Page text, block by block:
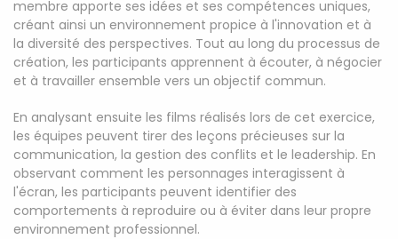
membre apporte ses idées et ses compétences uniques,
créant ainsi un environnement propice à l'innovation et à
la diversité des perspectives. Tout au long du processus de
création, les participants apprennent à écouter, à négocier
et à travailler ensemble vers un objectif commun.
En analysant ensuite les films réalisés lors de cet exercice,
les équipes peuvent tirer des leçons précieuses sur la
communication, la gestion des conflits et le leadership. En
observant comment les personnages interagissent à
l'écran, les participants peuvent identifier des
comportements à reproduire ou à éviter dans leur propre
environnement professionnel.